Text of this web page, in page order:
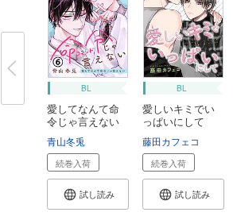
BL
愛してなんて命
令じゃ言えない
青山冬兎
続巻入荷
試し読み
BL
愛しいキミでい
っぱいにして
藤田カフェコ
続巻入荷
試し読み